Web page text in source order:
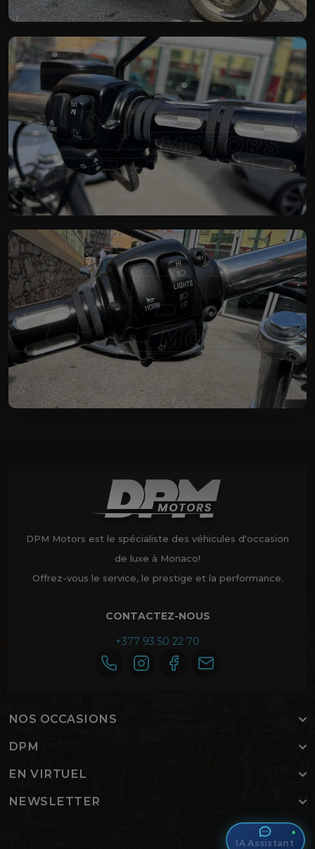
DPM Motors est le spécialiste des véhicules d'occasion
de luxe à Monaco!
Offrez-vous le service, le prestige et la performance.
CONTACTEZ-NOUS
+377 93 50 22 70
NOS OCCASIONS
DPM
EN VIRTUEL
NEWSLETTER
IA Assistant